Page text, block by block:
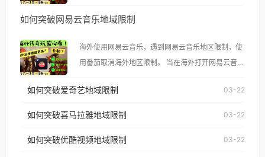
示语。 海外用户如香港、澳门、台湾、美国、加拿
像其他音乐平台一样，出现地区及版权限制问题，且
仅能在中国大陆地区播放。 遇到这个问题的朋友们，
使用番茄回国加速器，即可解决「海外用户收听腾讯
台湾、美国、加拿大、澳大利亚、欧洲等国家和地区
权限制所困扰。
如何突破网易云音乐地域限制
海外使用网易云音乐，遇到网易云音乐地区限制，使
用番茄取消海外地区限制。 当在海外打开网易云音
播放”的提示语。 海外用户如香港、澳门、台湾、美
国、加拿大、澳大利亚、欧洲等国家和地区时，网易
制问题，且仅能在中国大陆地区播放。 遇到这个问题
如何突破爱奇艺地域限制 03-22
如何突破喜马拉雅地域限制 03-22
如何突破优酷视频地域限制 03-22